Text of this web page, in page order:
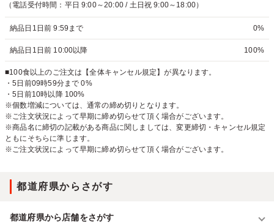
（電話受付時間：平日 9:00～20:00 / 土日祝 9:00～18:00）
納品日1日前 9:59まで 0%
納品日1日前 10:00以降 100%
■100食以上のご注文は【全体キャンセル規定】が異なります。
・5日前09時59分まで 0%
・5日前10時以降 100%
※個数増減については、通常の締め切りとなります。
※ご注文状況によって早期に締め切らせて頂く場合がございます。
※商品名に締切の記載がある商品に関しましては、変更締切・キャンセル規定
ともにそちらに準じます。
※ご注文状況によって早期に締め切らせて頂く場合がございます。
都道府県からさがす
都道府県から店舗をさがす